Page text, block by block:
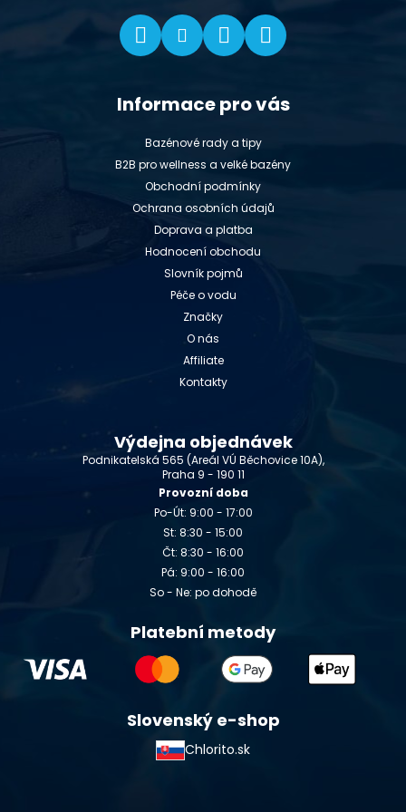
Informace pro vás
Bazénové rady a tipy
B2B pro wellness a velké bazény
Obchodní podmínky
Ochrana osobních údajů
Doprava a platba
Hodnocení obchodu
Slovník pojmů
Péče o vodu
Značky
O nás
Affiliate
Kontakty
Výdejna objednávek
Podnikatelská 565 (Areál VÚ Běchovice 10A),
Praha 9 - 190 11
Provozní doba
Po-Út: 9:00 - 17:00
St: 8:30 - 15:00
Čt: 8:30 - 16:00
Pá: 9:00 - 16:00
So - Ne: po dohodě
Platební metody
Slovenský e-shop
Chlorito.sk